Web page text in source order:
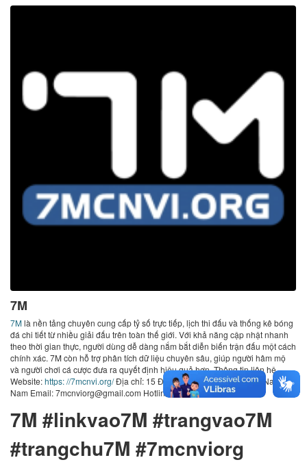
7M
7Mlà nền tảng chuyên cung cấp tỷ số trực tiếp, lịch thi đấu và thống kê bóng
đá chi tiết từ nhiều giải đấu trên toàn thế giới. Với khả năng cập nhật nhanh
theo thời gian thực, người dùng dễ dàng nắm bắt diễn biến trận đấu một cách
chính xác. 7M còn hỗ trợ phân tích dữ liệu chuyên sâu, giúp người hâm mộ
và người chơi cá cược đưa ra quyết định hiệu quả hơn. Thông tin liên hệ
Website:https: //7mcnvi.org/Địa chỉ: 15 Đường 65, Bình Minh, Đồng Nai, Việt
Nam Email: 7mcnviorg@gmail.com Hotline: 0914778942
7M #linkvao7M #trangvao7M
#trangchu7M #7mcnviorg